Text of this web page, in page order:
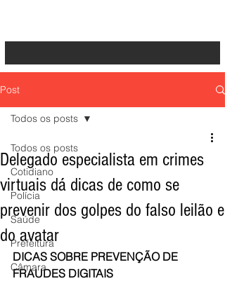
Post
Todos os posts
Cotidiano
Polícia
Saúde
Prefeitura
Câmara
Todos os posts
Delegado especialista em crimes
virtuais dá dicas de como se
prevenir dos golpes do falso leilão e
do avatar
DICAS SOBRE PREVENÇÃO DE
FRAUDES DIGITAIS